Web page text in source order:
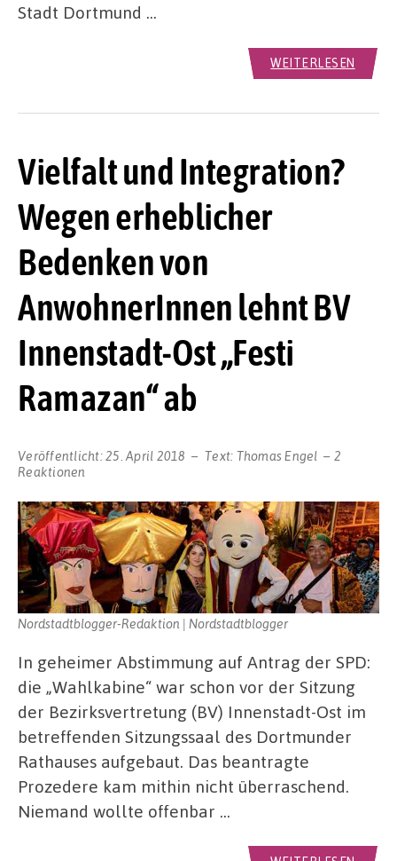
Stadt Dortmund …
WEITERLESEN
Vielfalt und Integration?
Wegen erheblicher
Bedenken von
AnwohnerInnen lehnt BV
Innenstadt-Ost „Festi
Ramazan“ ab
Veröffentlicht:25. April 2018 Text: Thomas Engel
2
Reaktionen
Nordstadtblogger-Redaktion | Nordstadtblogger
In geheimer Abstimmung auf Antrag der SPD:
die „Wahlkabine“ war schon vor der Sitzung
der Bezirksvertretung (BV) Innenstadt-Ost im
betreffenden Sitzungssaal des Dortmunder
Rathauses aufgebaut. Das beantragte
Prozedere kam mithin nicht überraschend.
Niemand wollte offenbar …